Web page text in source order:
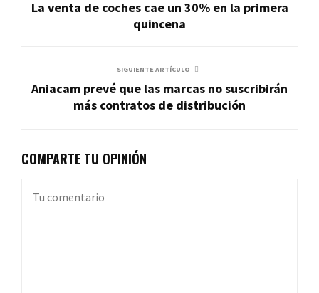
La venta de coches cae un 30% en la primera
quincena
SIGUIENTE ARTÍCULO
Aniacam prevé que las marcas no suscribirán
más contratos de distribución
COMPARTE TU OPINIÓN